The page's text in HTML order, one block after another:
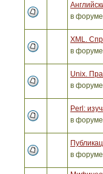
в форуме
XML.
в форуме
Unix.
в форуме
Perl:
в форуме
в форуме